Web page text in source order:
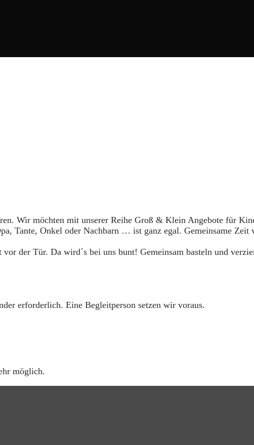
Wir möchten mit unserer Reihe Groß & Klein Angebote für
Tante, Onkel oder Nachbarn … ist ganz egal. Gemeinsame Zeit
der Tür. Da wird´s bei uns bunt! Gemeinsam basteln und
erforderlich. Eine Begleitperson setzen wir voraus.
möglich.